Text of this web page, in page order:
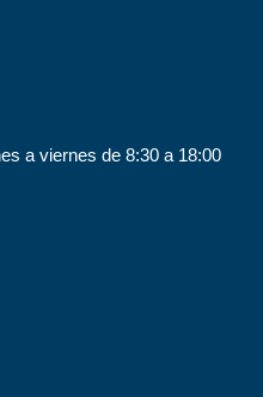
a viernes de 8:30 a 18:00